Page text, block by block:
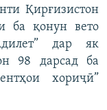
Қирғизистон
ба қонун вето
дар як
98 дарсад ба
хориҷӣ”